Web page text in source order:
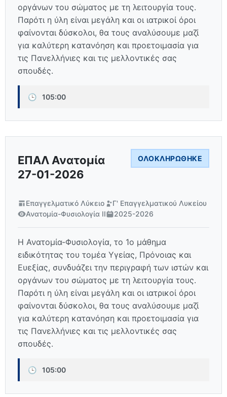
οργάνων του σώματος με τη λειτουργία τους.
Παρότι η ύλη είναι μεγάλη και οι ιατρικοί όροι
φαίνονται δύσκολοι, θα τους αναλύσουμε μαζί
για καλύτερη κατανόηση και προετοιμασία για
τις Πανελλήνιες και τις μελλοντικές σας
σπουδές.
🕒 105:00
ΕΠΑΛ Ανατομία
27-01-2026
ΟΛΟΚΛΗΡΏΘΗΚΕ
Επαγγελματικό Λύκειο
Γ' Επαγγελματικού Λυκείου
Ανατομία-Φυσιολογία ΙΙ
2025-2026
Η Ανατομία-Φυσιολογία, το 1ο μάθημα
ειδικότητας του τομέα Υγείας, Πρόνοιας και
Ευεξίας, συνδυάζει την περιγραφή των ιστών και
οργάνων του σώματος με τη λειτουργία τους.
Παρότι η ύλη είναι μεγάλη και οι ιατρικοί όροι
φαίνονται δύσκολοι, θα τους αναλύσουμε μαζί
για καλύτερη κατανόηση και προετοιμασία για
τις Πανελλήνιες και τις μελλοντικές σας
σπουδές.
🕒 105:00